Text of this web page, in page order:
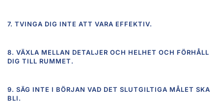
7. TVINGA DIG INTE ATT VARA EFFEKTIV.
8. VÄXLA MELLAN DETALJER OCH HELHET OCH FÖRHÅLL
DIG TILL RUMMET.
9. SÄG INTE I BÖRJAN VAD DET SLUTGILTIGA MÅLET SKA
BLI.